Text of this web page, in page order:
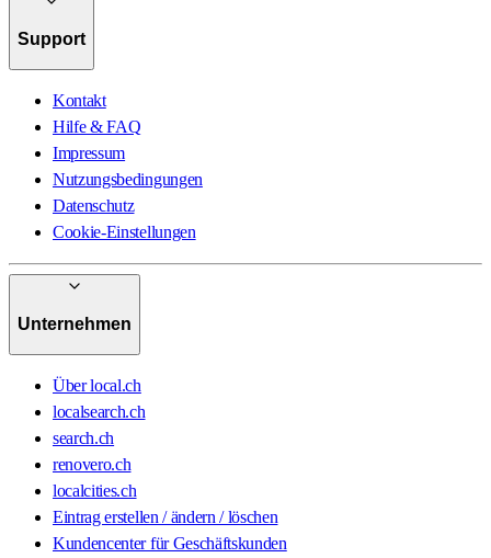
Support
Kontakt
Hilfe & FAQ
Impressum
Nutzungsbedingungen
Datenschutz
Cookie-Einstellungen
Unternehmen
Über local.ch
localsearch.ch
search.ch
renovero.ch
localcities.ch
Eintrag erstellen / ändern / löschen
Kundencenter für Geschäftskunden